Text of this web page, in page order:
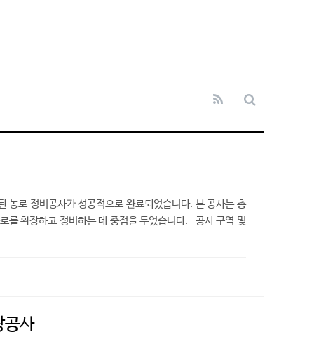
농로 정비공사가 성공적으로 완료되었습니다. 본 공사는 총
를 확장하고 정비하는 데 중점을 두었습니다. 공사 구역 및
공사